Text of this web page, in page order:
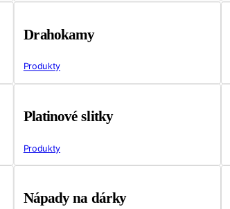
Drahokamy
Produkty
Platinové slitky
Produkty
Nápady na dárky